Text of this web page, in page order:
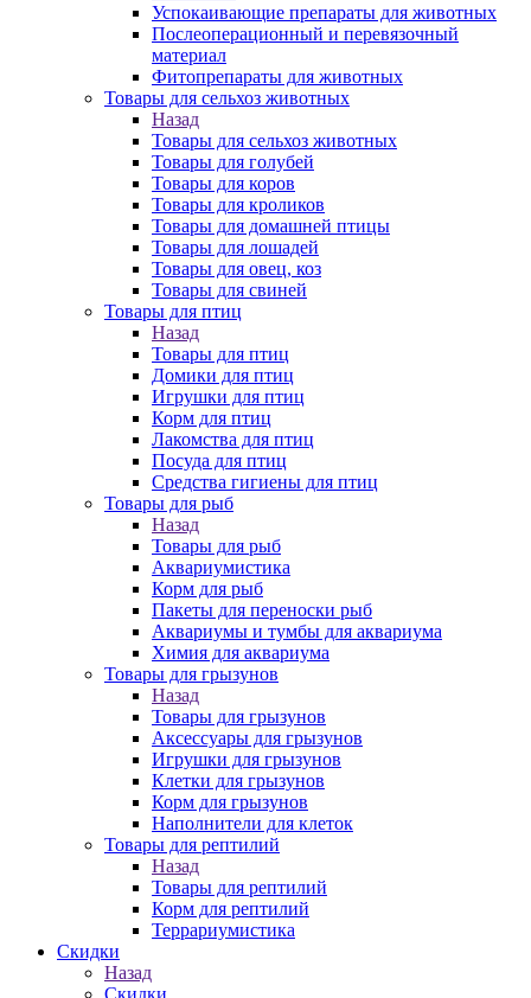
Успокаивающие препараты для животных
Послеоперационный и перевязочный
материал
Фитопрепараты для животных
Товары для сельхоз животных
Назад
Товары для сельхоз животных
Товары для голубей
Товары для коров
Товары для кроликов
Товары для домашней птицы
Товары для лошадей
Товары для овец, коз
Товары для свиней
Товары для птиц
Назад
Товары для птиц
Домики для птиц
Игрушки для птиц
Корм для птиц
Лакомства для птиц
Посуда для птиц
Средства гигиены для птиц
Товары для рыб
Назад
Товары для рыб
Аквариумистика
Корм для рыб
Пакеты для переноски рыб
Аквариумы и тумбы для аквариума
Химия для аквариума
Товары для грызунов
Назад
Товары для грызунов
Аксессуары для грызунов
Игрушки для грызунов
Клетки для грызунов
Корм для грызунов
Наполнители для клеток
Товары для рептилий
Назад
Товары для рептилий
Корм для рептилий
Террариумистика
Скидки
Назад
Скидки